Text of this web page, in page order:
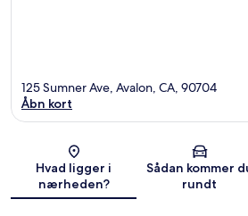
Kort
125 Sumner Ave, Avalon, CA, 90704
Åbn kort
Hvad ligger i
nærheden?
Sådan kommer
rundt